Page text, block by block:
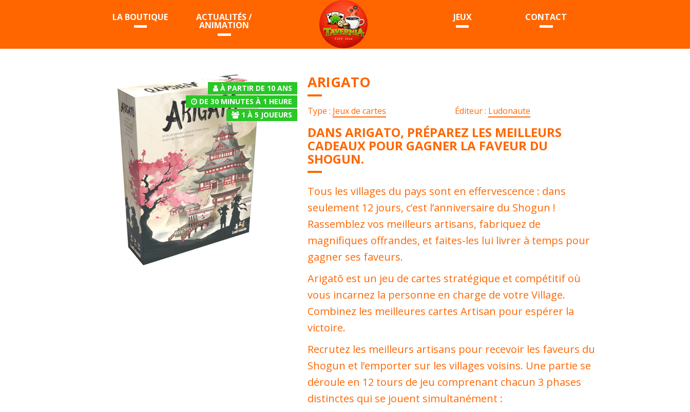
LA BOUTIQUE ACTUALITÉS /
ANIMATION
JEUX CONTACT
À PARTIR DE 10 ANS
DE 30 MINUTES À 1 HEURE
1 À 5 JOUEURS
ARIGATO
Type : Jeux de cartes Éditeur : Ludonaute
DANS ARIGATO, PRÉPAREZ LES MEILLEURS
CADEAUX POUR GAGNER LA FAVEUR DU
SHOGUN.
Tous les villages du pays sont en effervescence : dans
seulement 12 jours, c’est l’anniversaire du Shogun !
Rassemblez vos meilleurs artisans, fabriquez de
magnifiques offrandes, et faites-les lui livrer à temps pour
gagner ses faveurs.
Arigatō est un jeu de cartes stratégique et compétitif où
vous incarnez la personne en charge de votre Village.
Combinez les meilleures cartes Artisan pour espérer la
victoire.
Recrutez les meilleurs artisans pour recevoir les faveurs du
Shogun et l’emporter sur les villages voisins. Une partie se
déroule en 12 tours de jeu comprenant chacun 3 phases
distinctes qui se jouent simultanément :